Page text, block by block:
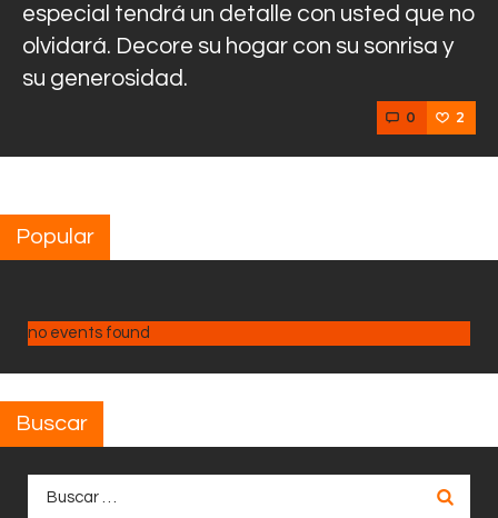
especial tendrá un detalle con usted que no
olvidará. Decore su hogar con su sonrisa y
su generosidad.
0 2
Popular
no events found
Buscar